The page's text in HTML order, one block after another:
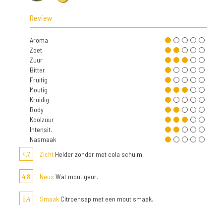
Review
Aroma
Zoet
Zuur
Bitter
Fruitig
Moutig
Kruidig
Body
Koolzuur
Intensit.
Nasmaak
4,7
Zicht Helder zonder met cola schuim
4,8 Neus Wat mout geur.
5,4 Smaak Citroensap met een mout smaak.